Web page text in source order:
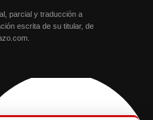
parcial y traducción a
escrita de su titular, de